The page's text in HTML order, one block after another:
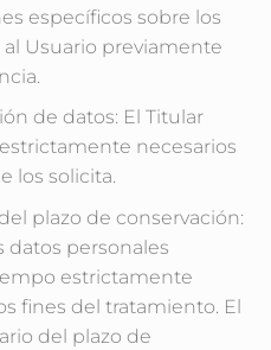
específicos sobre los
Usuario previamente
de datos: El Titular
necesarios
los solicita.
plazo de conservación:
datos personales
estrictamente
fines del tratamiento. El
del plazo de